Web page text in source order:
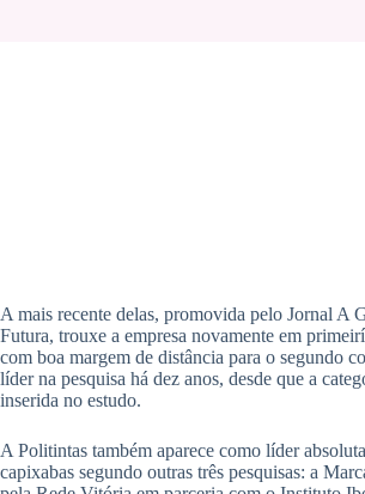
A mais recente delas, promovida pelo Jornal A
Futura, trouxe a empresa novamente em
com boa margem de distância para o segundo
líder na pesquisa há dez anos, desde que a
inserida no estudo.
A Politintas também aparece como líder
capixabas segundo outras três pesquisas: a